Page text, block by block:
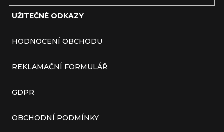
UŽITEČNÉ ODKAZY
HODNOCENÍ OBCHODU
REKLAMAČNÍ FORMULÁŘ
GDPR
OBCHODNÍ PODMÍNKY